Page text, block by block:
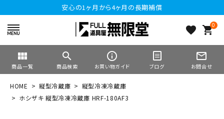
安心の1ヶ月から4ヶ月の長期補償
favorite 0
shopping_cart
view_module
商品一覧
search
商品検索
info_outline
お買い物ガイド ブログ
mail_outline
お問合せ
HOME 縦型冷蔵庫
縦型冷凍冷蔵庫
ホシザキ 縦型冷凍冷蔵庫 HRF-180AF3